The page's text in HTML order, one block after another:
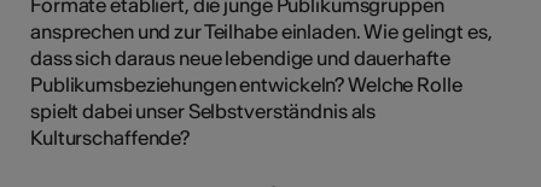
ansprechen und zur Teilhabe einladen. Wie gelingt es,
dass sich daraus neue lebendige und dauerhafte
Publikumsbeziehungen entwickeln? Welche Rolle
spielt dabei unser Selbstverständnis als
Kulturschaffende?